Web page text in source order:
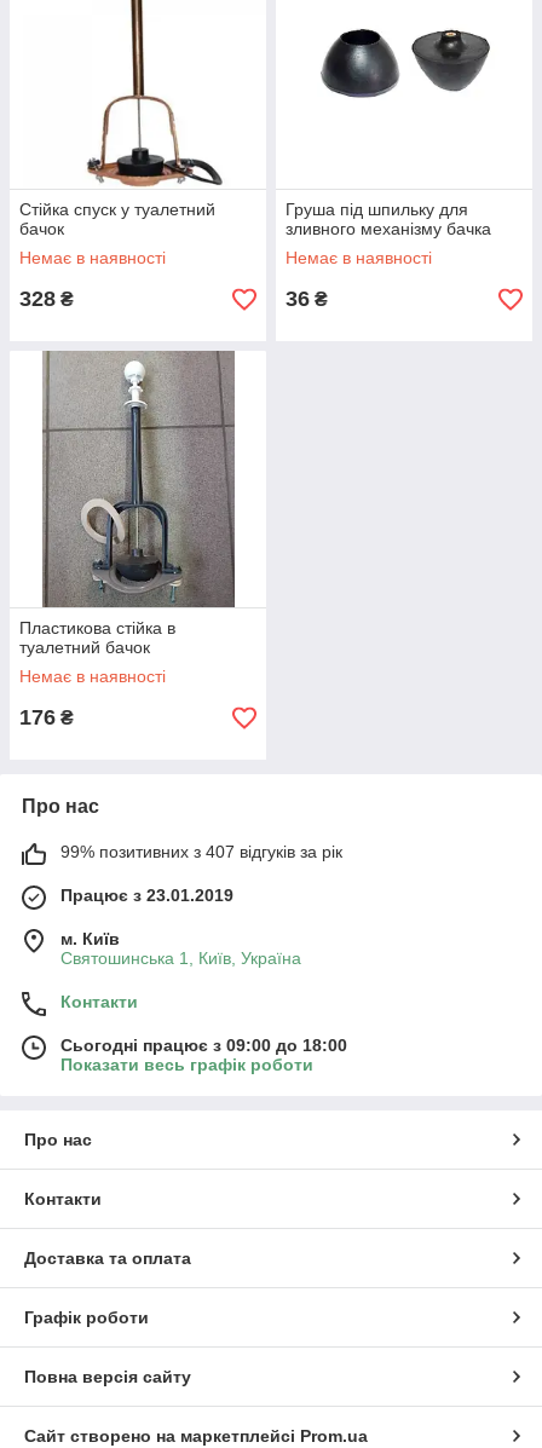
Стійка спуск у туалетний
бачок
Немає в наявності
328 ₴
Груша під шпильку для
зливного механізму бачка
Немає в наявності
36 ₴
Пластикова стійка в
туалетний бачок
Немає в наявності
176 ₴
Про нас
99% позитивних з 407 відгуків за рік
Працює з 23.01.2019
м. Київ
Святошинська 1, Київ, Україна
Контакти
Сьогодні працює з 09:00 до 18:00
Показати весь графік роботи
Про нас
Контакти
Доставка та оплата
Графік роботи
Повна версія сайту
Сайт створено на маркетплейсі Prom.ua